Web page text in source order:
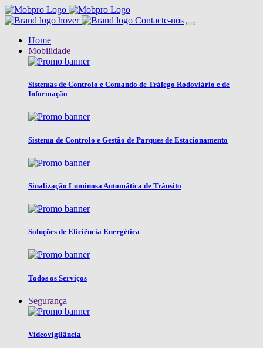
Contacte-nos
Home
Mobilidade
Sistemas de Controlo e Comando de Tráfego Rodoviário e de
Informação
Sistema de Controlo e Gestão de Parques de Estacionamento
Sinalização Luminosa Automática de Trânsito
Soluções de Eficiência Energética
Todos os Serviços
Segurança
Videovigilância